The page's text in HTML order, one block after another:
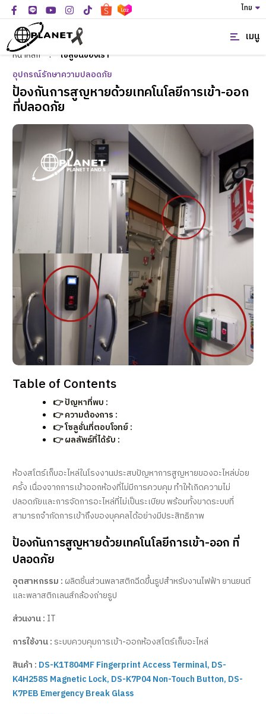
ไทย
เมนู
หน้าหลัก :
โซลูชั่นของเรา
อุปกรณ์รักษาความปลอดภัย
ป้องกันการสูญหายด้วยเทคโนโลยีการเข้า-ออก
ที่ปลอดภัย
Table of Contents
👉 ปัญหาที่พบ :
👉 ความต้องการ :
👉 โซลูชั่นที่ตอบโจทย์ :
👉 ผลลัพธ์ที่ได้รับ :
ห้องสโตร์เก็บอะไหล่ในโรงงานประสบปัญหาการสูญหายของอะไหล่บ่อย
ครั้ง เนื่องจากการเข้าออกห้องที่ไม่มีการควบคุม ทำให้เกิดความไม่
ปลอดภัยและการจัดการอะไหล่ที่ไม่เป็นระเบียบ พร้อมทั้งขาดระบบที่
สามารถจำกัดการเข้าถึงของบุคคลได้อย่างมีประสิทธิภาพ
ป้องกันการสูญหายด้วยเทคโนโลยีการเข้า-ออก ที่
ปลอดภัย
อุตสาหกรรม : ผลิตชิ้นส่วนพลาสติกฉีดขึ้นรูปสำหรับงานไฟฟ้า ยานยนต์
และพลาสติกเลนส์กล้องถ่ายรูป
ส่วนงาน : IT
การใช้งาน :ระบบควบคุมการเข้า-ออกห้องสโตร์เก็บอะไหล่
สินค้า : DS-K1T804MF Fingerprint Access Terminal, DS-
K4H258S Magnetic Lock, DS-K7P04 Non-Touch Button, DS-
K7PEB Emergency Break Glass